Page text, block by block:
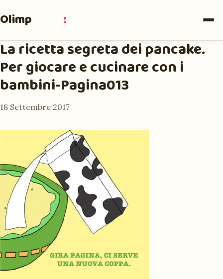
Olimpia Ruiz
La ricetta segreta dei pancake.
Per giocare e cucinare con i
bambini-Pagina013
18 Settembre 2017